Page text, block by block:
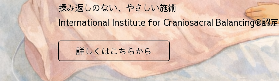
揉み返しのない、やさしい施術
International Institute for Craniosacral Balancing®認定
詳しくはこちらから